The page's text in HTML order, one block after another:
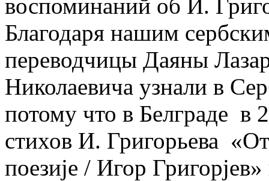
воспоминаний об И.
Благодаря нашим
переводчицы Даяны
Николаевича узнали в
потому что в Белграде в
стихов И. Григорьева
поезије / Игор